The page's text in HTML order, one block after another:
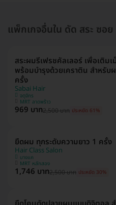
แพ็กเกจอื่นใน ดัด สระ ซอ
สระผมรีเฟรชคัลเลอร์ เพื่อเติม
พร้อมบำรุงด้วยเคราติน สำหรับ
ครั้ง
Sabai Hair
จตุจักร
MRT ลาดพร้าว
969 บาท2,500 บาท ประหยัด 61%
ยืดผม ทุกระดับความยาว 1 ครั้ง
Hair Class Salon
บางแค
MRT หลักสอง
1,746 บาท2,500 บาท ประหยัด 30%